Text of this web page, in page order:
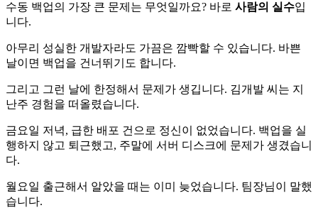
수동 백업의 가장 큰 문제는 무엇일까요? 바로 사람의 실수입
니다.
아무리 성실한 개발자라도 가끔은 깜빡할 수 있습니다. 바쁜
날이면 백업을 건너뛰기도 합니다.
그리고 그런 날에 한정해서 문제가 생깁니다. 김개발 씨는 지
난주 경험을 떠올렸습니다.
금요일 저녁, 급한 배포 건으로 정신이 없었습니다. 백업을 실
행하지 않고 퇴근했고, 주말에 서버 디스크에 문제가 생겼습니
다.
월요일 출근해서 알았을 때는 이미 늦었습니다. 팀장님이 말했
습니다.